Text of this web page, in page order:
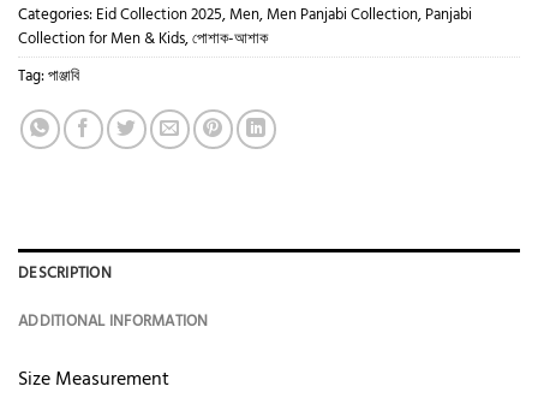
Categories: Eid Collection 2025, Men, Men Panjabi Collection, Panjabi
Collection for Men & Kids,পোশাক-আশাক
Tag:পাঞ্জাবি
DESCRIPTION
ADDITIONAL INFORMATION
Size Measurement